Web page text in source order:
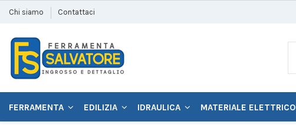
Chi siamo Contattaci
FERRAMENTA EDILIZIA IDRAULICA MATERIALE ELETTRICO